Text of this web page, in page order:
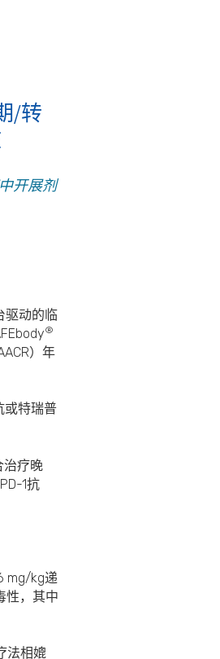
/转
开展剂
驱动的临
®
）年
或特瑞普
治疗晚
1抗
mg/kg递
性，其中
法相媲